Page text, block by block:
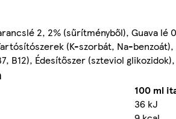
2, 2% (sűrítményből), Guava lé
(K-szorbát, Na-benzoát),
B12), Édesítőszer (szteviol
100 ml
36 kJ